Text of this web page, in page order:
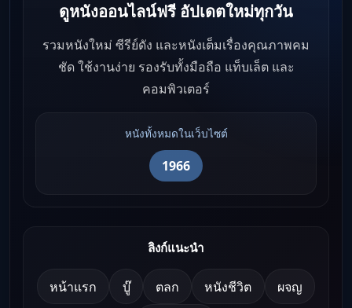
ดูหนังออนไลน์ฟรี อัปเดตใหม่ทุกวัน
รวมหนังใหม่ ซีรีย์ดัง และหนังเต็มเรื่องคุณภาพคม
ชัด ใช้งานง่าย รองรับทั้งมือถือ แท็บเล็ต และ
คอมพิวเตอร์
หนังทั้งหมดในเว็บไซต์
1966
ลิงก์แนะนำ
หน้าแรก บู๊ ตลก หนังชีวิต ผจญ